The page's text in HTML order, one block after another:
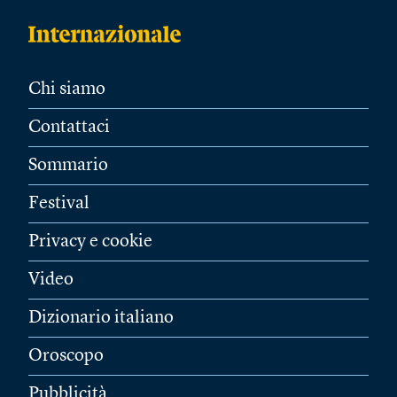
Chi siamo
Contattaci
Sommario
Festival
Privacy e cookie
Video
Dizionario italiano
Oroscopo